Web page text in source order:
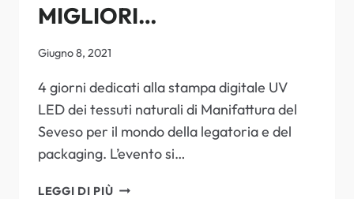
MIGLIORI…
Giugno 8, 2021
4 giorni dedicati alla stampa digitale UV
LED dei tessuti naturali di Manifattura del
Seveso per il mondo della legatoria e del
packaging. L’evento si…
LEGGI DI PIÙABBIAMO